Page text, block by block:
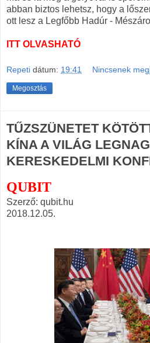
abban biztos lehetsz, hogy a
ott lesz a Legfőbb Hadúr -
ITT OLVASHATÓ
Repeti dátum: 19:41 Nincsenek
Megosztás
TŰZSZÜNETET
KÍNA A VILÁG
KERESKEDELMI
QUBIT
Szerző: qubit.hu
2018.12.05.